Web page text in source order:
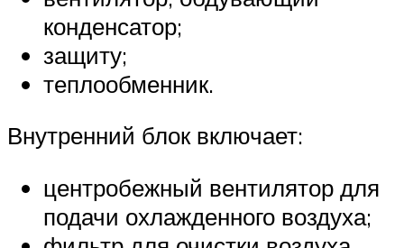
конденсатор;
защиту;
теплообменник.
Внутренний блок включает:
центробежный вентилятор для
подачи охлажденного воздуха;